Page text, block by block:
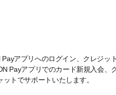
アプリへのログイン、クレジ
Payアプリでのカード新規入会
トでサポートいたします。